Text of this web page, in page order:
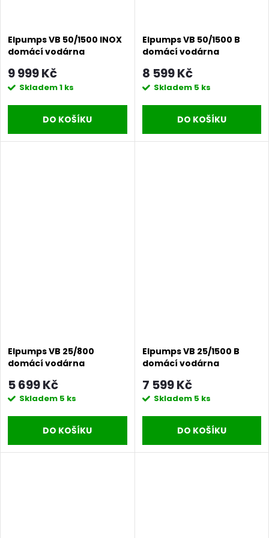
Elpumps VB 50/1500 INOX
domácí vodárna
9 999 Kč
Skladem1 ks
DO KOŠÍKU
Elpumps VB 50/1500 B
domácí vodárna
8 599 Kč
Skladem 5 ks
DO KOŠÍKU
Elpumps VB 25/800
domácí vodárna
5 699 Kč
Skladem 5 ks
DO KOŠÍKU
Elpumps VB 25/1500 B
domácí vodárna
7 599 Kč
Skladem 5 ks
DO KOŠÍKU